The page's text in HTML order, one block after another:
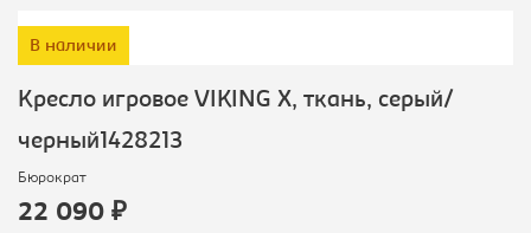
В наличии
Кресло игровое VIKING X, ткань, серый/
черный1428213
Бюрократ
22 090 ₽